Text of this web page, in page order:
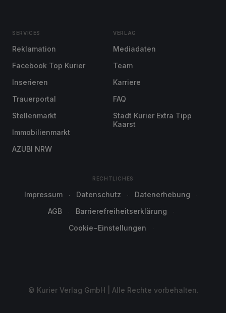
SERVICES
Reklamation
Facebook Top Kurier
Inserieren
Trauerportal
Stellenmarkt
Immobilienmarkt
AZUBI NRW
VERLAG
Mediadaten
Team
Karriere
FAQ
Stadt Kurier Extra Tipp
Kaarst
RECHTLICHES
Impressum Datenschutz
Datenerhebung
AGB
Barrierefreiheitserklärung
Cookie-Einstellungen
© Kurier Verlag GmbH | Alle Rechte vorbehalten.